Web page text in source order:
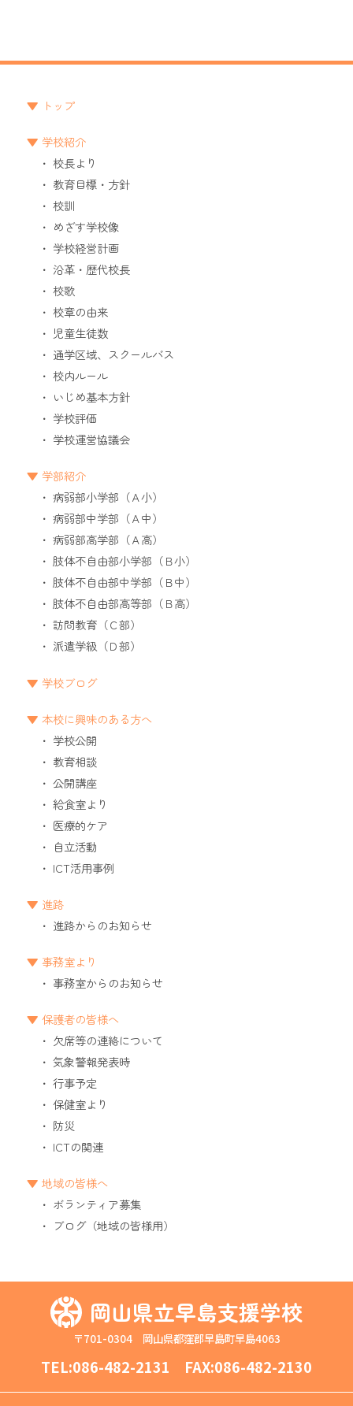
トップ
学校紹介
校長より
教育目標・方針
校訓
めざす学校像
学校経営計画
沿革・歴代校長
校歌
校章の由来
児童生徒数
通学区域、スクールバス
校内ルール
いじめ基本方針
学校評価
学校運営協議会
学部紹介
病弱部小学部（Ａ小）
病弱部中学部（Ａ中）
病弱部高学部（Ａ高）
肢体不自由部小学部（Ｂ小）
肢体不自由部中学部（Ｂ中）
肢体不自由部高等部（Ｂ高）
訪問教育（Ｃ部）
派遣学級（Ｄ部）
学校ブログ
本校に興味のある方へ
学校公開
教育相談
公開講座
給食室より
医療的ケア
自立活動
ICT活用事例
進路
進路からのお知らせ
事務室より
事務室からのお知らせ
保護者の皆様へ
欠席等の連絡について
気象警報発表時
行事予定
保健室より
防災
ICTの関連
地域の皆様へ
ボランティア募集
ブログ（地域の皆様用）
岡山県立早島支援学校
〒701-0304 岡山県都窪郡早島町早島4063
TEL:086-482-2131 FAX:086-482-2130